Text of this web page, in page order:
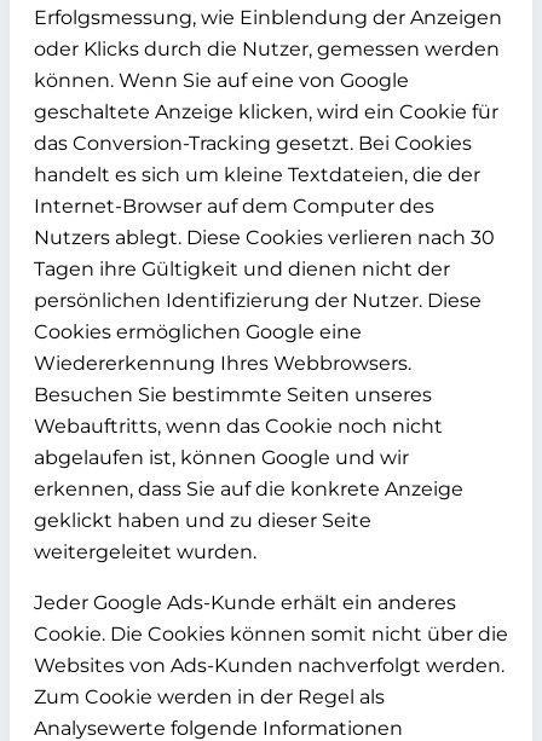
Erfolgsmessung, wie Einblendung der Anzeigen
oder Klicks durch die Nutzer, gemessen werden
können. Wenn Sie auf eine von Google
geschaltete Anzeige klicken, wird ein Cookie für
das Conversion-Tracking gesetzt. Bei Cookies
handelt es sich um kleine Textdateien, die der
Internet-Browser auf dem Computer des
Nutzers ablegt. Diese Cookies verlieren nach 30
Tagen ihre Gültigkeit und dienen nicht der
persönlichen Identifizierung der Nutzer. Diese
Cookies ermöglichen Google eine
Wiedererkennung Ihres Webbrowsers.
Besuchen Sie bestimmte Seiten unseres
Webauftritts, wenn das Cookie noch nicht
abgelaufen ist, können Google und wir
erkennen, dass Sie auf die konkrete Anzeige
geklickt haben und zu dieser Seite
weitergeleitet wurden.
Jeder Google Ads-Kunde erhält ein anderes
Cookie. Die Cookies können somit nicht über die
Websites von Ads-Kunden nachverfolgt werden.
Zum Cookie werden in der Regel als
Analysewerte folgende Informationen